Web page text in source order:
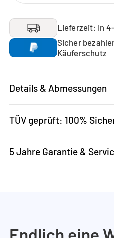
Lieferzeit: In
Sicher
Käuferschutz
Details & Abmessungen
TÜV geprüft: 100%
5 Jahre Garantie &